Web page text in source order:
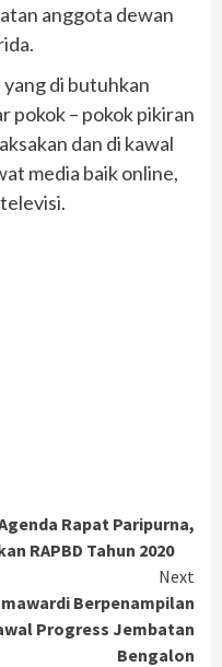
anggota dewan
di butuhkan
pokok – pokok pikiran
dan di kawal
media baik online,
Rapat Paripurna,
RAPBD Tahun 2020
Next
Berpenampilan
Progress Jembatan
Bengalon